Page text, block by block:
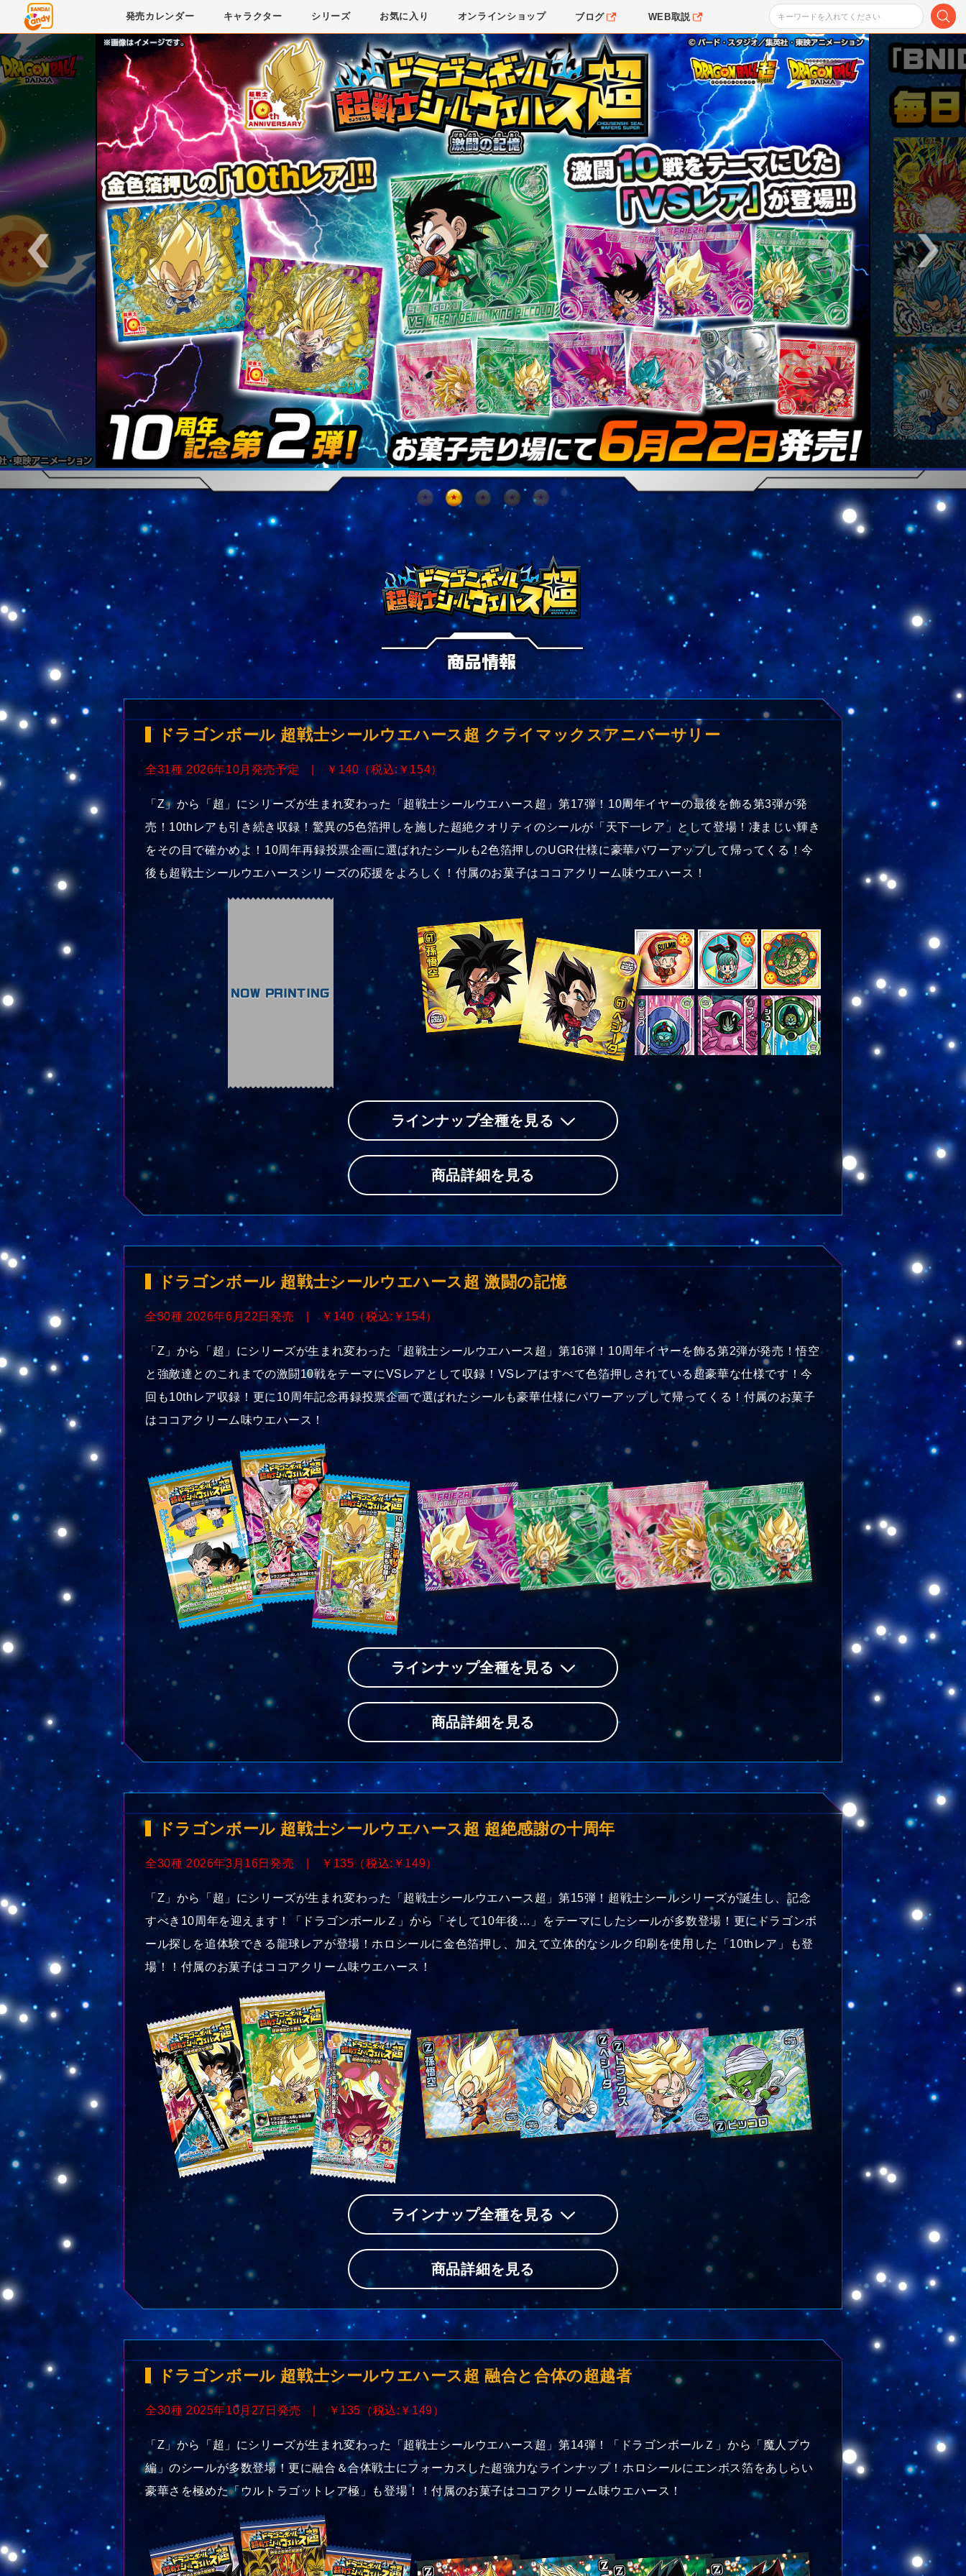
発売カレンダー キャラクター シリーズ お気に入り オンラインショップ ブログ WEB取説
ドラゴンボール 超戦士シールウエハース超 クライマックスアニバーサリー
全31種 2026年10月発売予定 | ￥140（税込:￥154）
「Z」から「超」にシリーズが生まれ変わった「超戦士シールウエハース超」第17弾！10周年イヤーの最後を飾る第3弾が発
売！10thレアも引き続き収録！驚異の5色箔押しを施した超絶クオリティのシールが「天下一レア」として登場！凄まじい輝き
をその目で確かめよ！10周年再録投票企画に選ばれたシールも2色箔押しのUGR仕様に豪華パワーアップして帰ってくる！今
後も超戦士シールウエハースシリーズの応援をよろしく！付属のお菓子はココアクリーム味ウエハース！
ラインナップ全種を見る
商品詳細を見る
ドラゴンボール 超戦士シールウエハース超 激闘の記憶
全30種 2026年6月22日発売 | ￥140（税込:￥154）
「Z」から「超」にシリーズが生まれ変わった「超戦士シールウエハース超」第16弾！10周年イヤーを飾る第2弾が発売！悟空
と強敵達とのこれまでの激闘10戦をテーマにVSレアとして収録！VSレアはすべて色箔押しされている超豪華な仕様です！今
回も10thレア収録！更に10周年記念再録投票企画で選ばれたシールも豪華仕様にパワーアップして帰ってくる！付属のお菓子
はココアクリーム味ウエハース！
ラインナップ全種を見る
商品詳細を見る
ドラゴンボール 超戦士シールウエハース超 超絶感謝の十周年
全30種 2026年3月16日発売 | ￥135（税込:￥149）
「Z」から「超」にシリーズが生まれ変わった「超戦士シールウエハース超」第15弾！超戦士シールシリーズが誕生し、記念
すべき10周年を迎えます！「ドラゴンボールＺ」から「そして10年後…」をテーマにしたシールが多数登場！更にドラゴンボ
ール探しを追体験できる龍球レアが登場！ホロシールに金色箔押し、加えて立体的なシルク印刷を使用した「10thレア」も登
場！！付属のお菓子はココアクリーム味ウエハース！
ラインナップ全種を見る
商品詳細を見る
ドラゴンボール 超戦士シールウエハース超 融合と合体の超越者
全30種 2025年10月27日発売 | ￥135（税込:￥149）
「Z」から「超」にシリーズが生まれ変わった「超戦士シールウエハース超」第14弾！「ドラゴンボールＺ」から「魔人ブウ
編」のシールが多数登場！更に融合＆合体戦士にフォーカスした超強力なラインナップ！ホロシールにエンボス箔をあしらい
豪華さを極めた「ウルトラゴットレア極」も登場！！付属のお菓子はココアクリーム味ウエハース！